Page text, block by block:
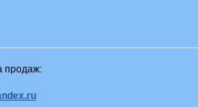
продаж: